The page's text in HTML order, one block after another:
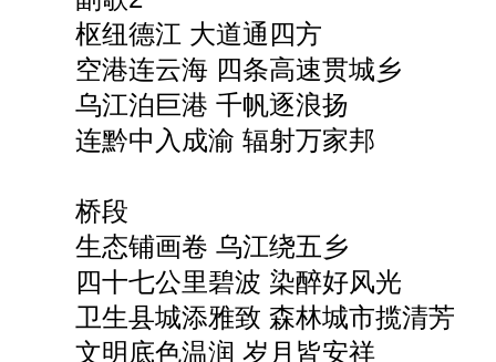
枢纽德江 大道通四方
空港连云海 四条高速贯城乡
乌江泊巨港 千帆逐浪扬
连黔中入成渝 辐射万家邦
桥段
生态铺画卷 乌江绕五乡
四十七公里碧波 染醉好风光
卫生县城添雅致 森林城市揽清芳
文明底色温润 岁月皆安祥